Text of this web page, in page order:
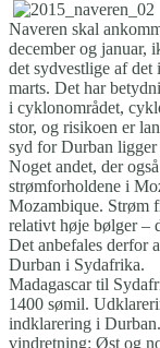
Naveren skal
december og januar,
det sydvestlige af
marts. Det har
i cyklonområdet,
stor, og risikoen er
syd for Durban
Noget andet, der
strømforholdene i
Mozambique. Strøm
relativt høje bølger –
Det anbefales derfor
Durban i Sydafrika.
Madagascar til
1400 sømil.
indklarering i
vindretning: Øst og